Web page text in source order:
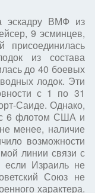
эскадру ВМФ из
9 эсминцев,
из состава
до 40 боевых
лодок. Эти
с 1 по 31
Саиде. Однако,
с 6 флотом США и
менее, наличие
возможности
линии связи с
если Израиль не
Союз не
характера.